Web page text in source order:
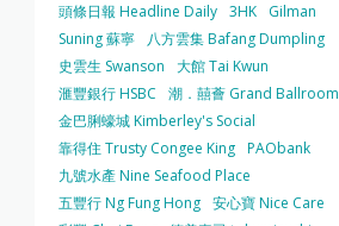
頭條日報 Headline Daily 3HK
Gilman
Suning 蘇寧
八方雲集 Bafang Dumpling
史雲生 Swanson
大館 Tai Kwun
滙豐銀行 HSBC
潮．囍薈 Grand Ballroom
金巴脷蠔城 Kimberley's Social
靠得住 Trusty Congee King PAObank
九號水產 Nine Seafood Place
五豐行 Ng Fung Hong 安心寶 Nice Care